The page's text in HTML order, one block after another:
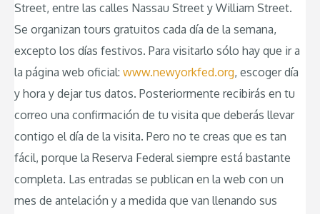
Street, entre las calles Nassau Street y William Street.
Se organizan tours gratuitos cada día de la semana,
excepto los días festivos. Para visitarlo sólo hay que ir a
la página web oficial: www.newyorkfed.org, escoger día
y hora y dejar tus datos. Posteriormente recibirás en tu
correo una confirmación de tu visita que deberás llevar
contigo el día de la visita. Pero no te creas que es tan
fácil, porque la Reserva Federal siempre está bastante
completa. Las entradas se publican en la web con un
mes de antelación y a medida que van llenando sus